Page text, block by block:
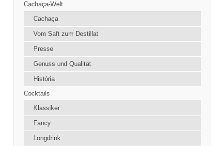
Cachaça-Welt
Cachaça
Vom Saft zum Destillat
Presse
Genuss und Qualität
História
Cocktails
Klassiker
Fancy
Longdrink